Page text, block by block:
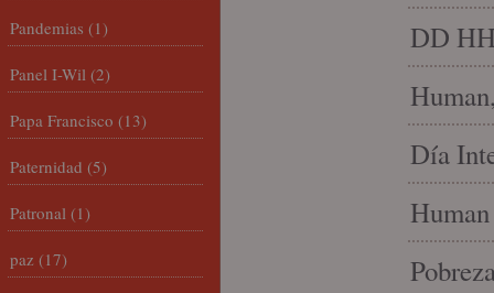
DD
Día
Pandemias (1)
Panel I-Wil (2)
Papa Francisco (13)
Paternidad (5)
Patronal (1)
paz (17)